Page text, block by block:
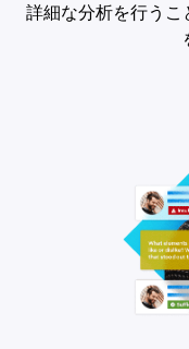
詳細な分析を行う